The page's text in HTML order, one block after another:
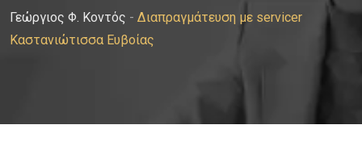
Γεώργιος Φ. Κοντός - Διαπραγμάτευση με servicer
Καστανιώτισσα Ευβοίας